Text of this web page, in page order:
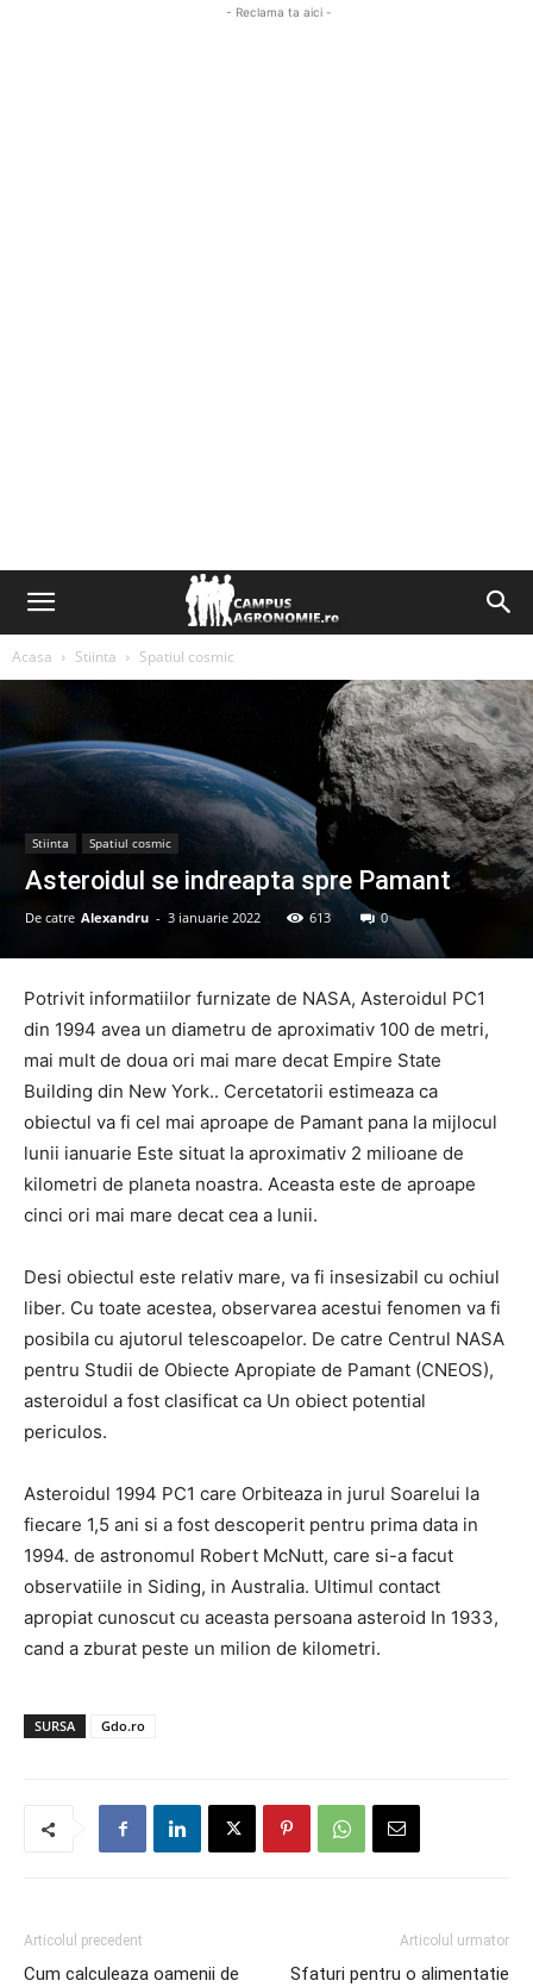
- Reclama ta aici -
Acasa Stiinta Spatiul cosmic
Stiinta Spatiul cosmic
Asteroidul se indreapta spre Pamant
De catre Alexandru - 3 ianuarie 2022 613 0
Potrivit informatiilor furnizate de NASA, Asteroidul PC1
din 1994 avea un diametru de aproximativ 100 de metri,
mai mult de doua ori mai mare decat Empire State
Building din New York.. Cercetatorii estimeaza ca
obiectul va fi cel mai aproape de Pamant pana la mijlocul
lunii ianuarie Este situat la aproximativ 2 milioane de
kilometri de planeta noastra. Aceasta este de aproape
cinci ori mai mare decat cea a lunii.
Desi obiectul este relativ mare, va fi insesizabil cu ochiul
liber. Cu toate acestea, observarea acestui fenomen va fi
posibila cu ajutorul telescoapelor. De catre Centrul NASA
pentru Studii de Obiecte Apropiate de Pamant (CNEOS),
asteroidul a fost clasificat ca Un obiect potential
periculos.
Asteroidul 1994 PC1 care Orbiteaza in jurul Soarelui la
fiecare 1,5 ani si a fost descoperit pentru prima data in
1994. de astronomul Robert McNutt, care si-a facut
observatiile in Siding, in Australia. Ultimul contact
apropiat cunoscut cu aceasta persoana asteroid In 1933,
cand a zburat peste un milion de kilometri.
SURSA Gdo.ro
Articolul precedent
Cum calculeaza oamenii de
Articolul urmator
Sfaturi pentru o alimentatie